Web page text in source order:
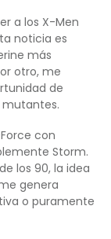
a los X-Men
noticia es
más
otro, me
de
con
Storm.
los 90, la idea
genera
o puramente